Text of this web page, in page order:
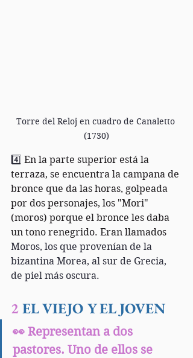
Torre del Reloj en cuadro de Canaletto
(1730)
4️⃣ En la parte superior está la
terraza, se encuentra la campana de
bronce que da las horas, golpeada
por dos personajes, los "Mori"
(moros) porque el bronce les daba
un tono renegrido. Eran llamados
Moros, los que provenían de la
bizantina Morea, al sur de Grecia,
de piel más oscura.
2 EL VIEJO Y EL JOVEN
👀 Representan a dos
pastores. Uno de ellos se